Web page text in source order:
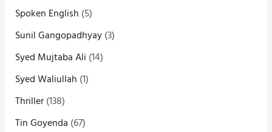
Spoken English (5)
Sunil Gangopadhyay(3)
Syed Mujtaba Ali (14)
Syed Waliullah (1)
Thriller(138)
Tin Goyenda (67)